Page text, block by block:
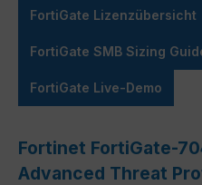
FortiGate Lizenzübersicht
FortiGate SMB Sizing
FortiGate Live-Demo
Fortinet FortiGate-
Advanced Threat